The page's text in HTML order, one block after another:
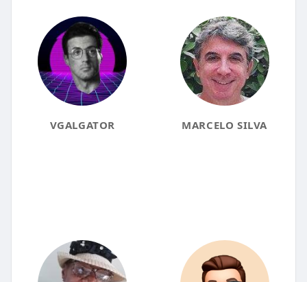
VGALGATOR MARCELO SILVA